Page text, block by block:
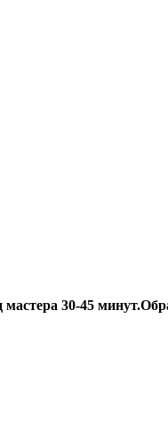
мастера 30-45 минут.